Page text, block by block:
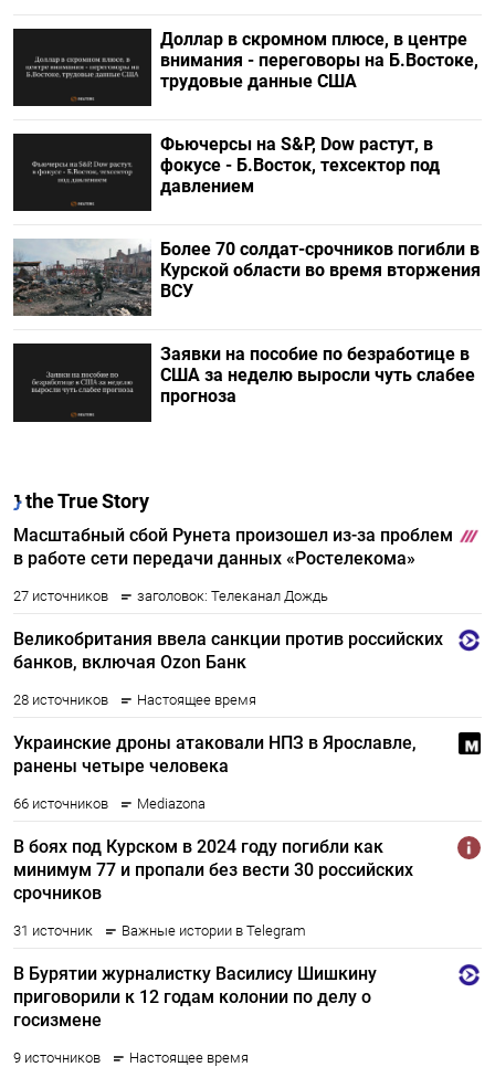
Доллар в скромном плюсе, в центре
внимания - переговоры на Б.Востоке,
трудовые данные США
Фьючерсы на S&P, Dow растут, в
фокусе - Б.Восток, техсектор под
давлением
Более 70 солдат-срочников погибли в
Курской области во время вторжения
ВСУ
Заявки на пособие по безработице в
США за неделю выросли чуть слабее
прогноза